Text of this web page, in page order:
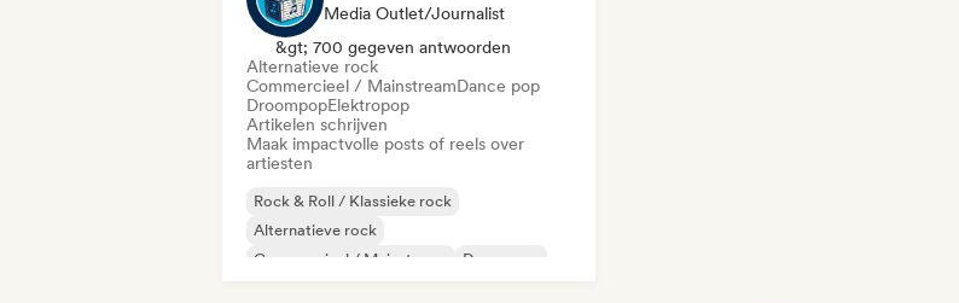
Media Outlet/Journalist
&gt; 700 gegeven antwoorden
Alternatieve rock
Commercieel / MainstreamDance pop
DroompopElektropop
Artikelen schrijven
Maak impactvolle posts of reels over
artiesten
Rock & Roll / Klassieke rock
Alternatieve rock
Commercieel / Mainstream
Dance pop